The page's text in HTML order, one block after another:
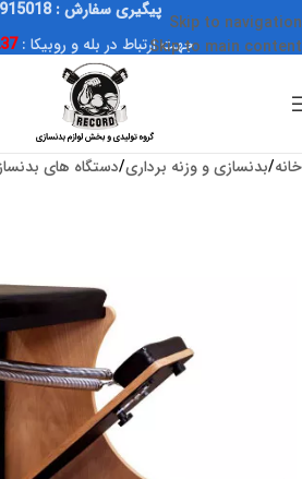
Skip to navigation
Skip to main content
پیگیری سفارش : 02166915018
جهت ارتباط در بله و روبیکا :
خانه بدنسازی و وزنه برداری دستگاه های